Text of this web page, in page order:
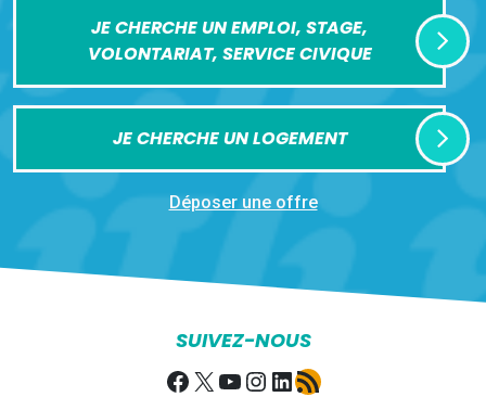
JE CHERCHE UN EMPLOI, STAGE,
VOLONTARIAT, SERVICE CIVIQUE
JE CHERCHE UN LOGEMENT
Déposer une offre
SUIVEZ-NOUS
Facebook
X YouTube
Instagram
LinkedIn
Flux RSS